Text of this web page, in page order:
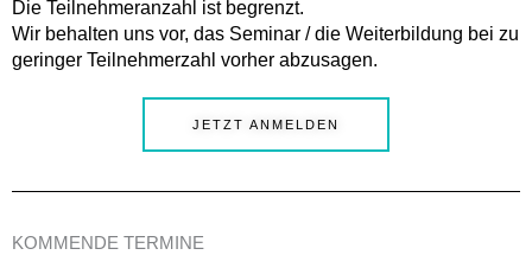
Die Teilnehmeranzahl ist begrenzt.
Wir behalten uns vor, das Seminar / die Weiterbildung bei zu
geringer Teilnehmerzahl vorher abzusagen.
JETZT ANMELDEN
KOMMENDE TERMINE